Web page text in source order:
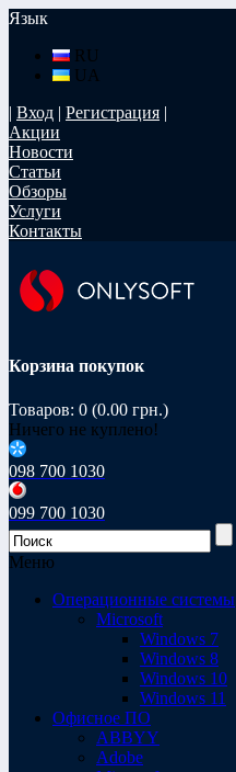
Язык
RU
UA
| Вход | Регистрация |
Акции
Новости
Статьи
Обзоры
Услуги
Контакты
Корзина покупок
Товаров: 0 (0.00 грн.)
Ничего не куплено!
098 700 1030
099 700 1030
Меню
Операционные системы
Microsoft
Windows 7
Windows 8
Windows 10
Windows 11
Офисное ПО
ABBYY
Adobe